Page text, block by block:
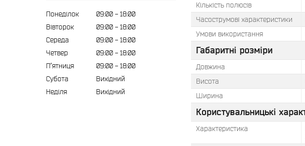
Кількість полюсів
Часострумові характеристики
Умови використання
Габаритні розміри
Довжина
Висота
Ширина
Користувальницькі
Характеристика
Понеділок 09:00
18:00
Вівторок
09:00
18:00
Середа
09:00
18:00
Четвер
09:00
18:00
Пʼятниця
09:00
18:00
Субота
Вихідний
Неділя
Вихідний